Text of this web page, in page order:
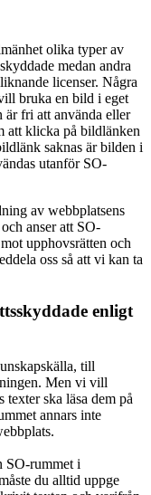
olika typer av
medan andra
licenser. Några
bruka en bild i eget
är fri att använda eller
att klicka på bildlänken
saknas är bilden i
utanför SO-
av webbplatsens
anser att SO-
upphovsrätten och
oss så att vi kan ta
enligt
till
Men vi vill
texter ska läsa dem på
annars inte
SO-rummet i
du alltid uppge